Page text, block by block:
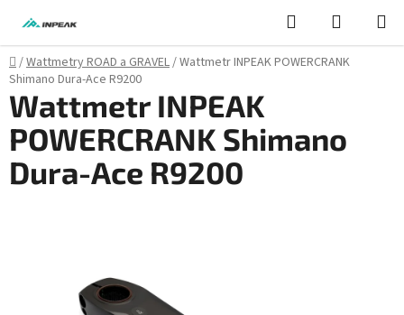
obsah
Hledat
KOŠÍK
Domů
/Wattmetry ROAD a GRAVEL/Wattmetr INPEAK POWERCRANK
Shimano Dura-Ace R9200
Wattmetr INPEAK
POWERCRANK Shimano
Dura-Ace R9200